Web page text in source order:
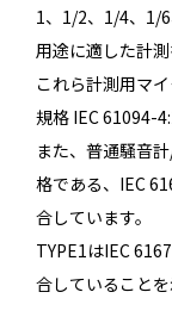
1、1/2、1/4、1/6
用途に適した計測
これら計測用マ
規格 IEC 61094-
また、普通騒音
格である、IEC
合しています。
TYPE1はIEC
合していることを